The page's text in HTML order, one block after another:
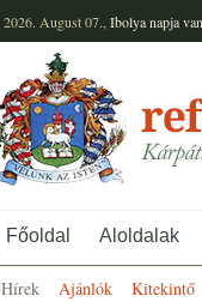
2026. August 07., Ibolyanapja van
Főoldal Aloldalak
Hírek Ajánlók Kitekintő